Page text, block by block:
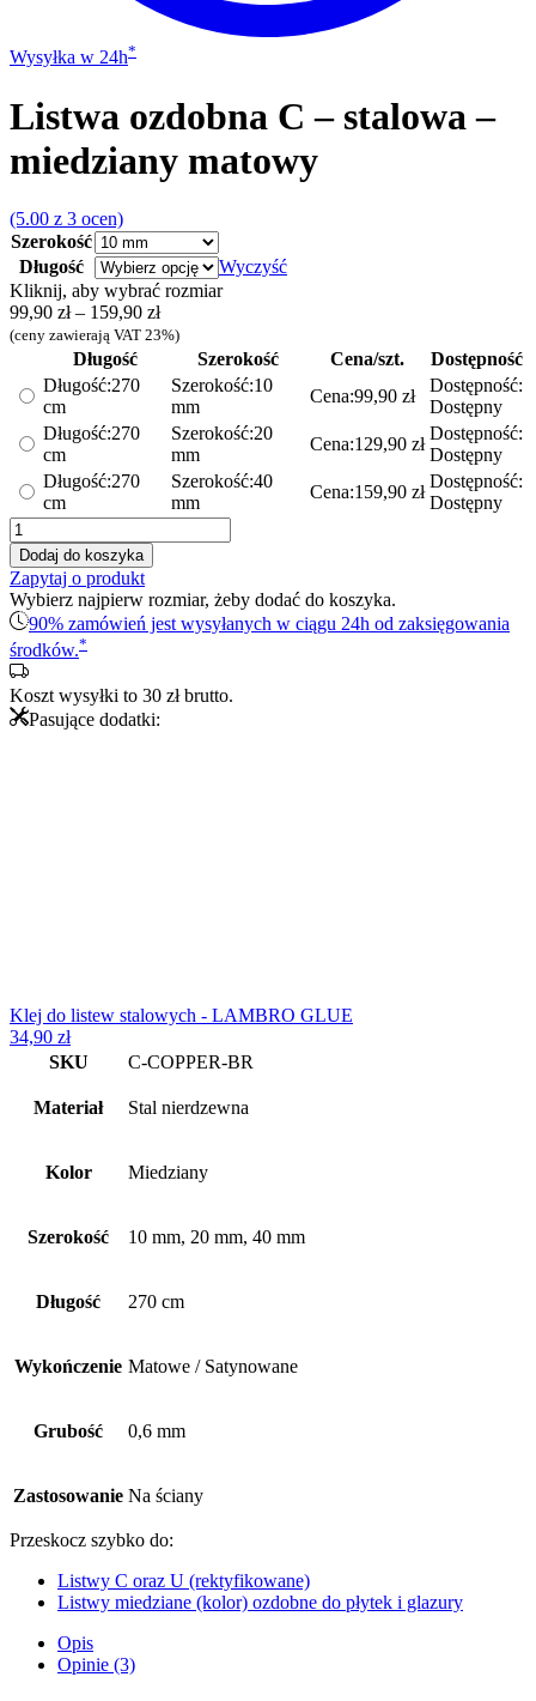
Wysyłka w 24h*
Listwa ozdobna C – stalowa –
miedziany matowy
(5.00 z 3 ocen)
Szerokość
Długość
Wyczyść
Kliknij, aby wybrać rozmiar
99,90 zł – 159,90 złZakres
cen:
99,90 zł
do
159,90 zł
(ceny zawierają VAT 23%)
Długość Szerokość Cena/szt.
Dostępność
Długość:270
cm
Szerokość:10
mm
Cena:99,90 zł
Dostępność:
Dostępny
Długość:270
cm
Szerokość:20
mm
Cena:129,90 zł
Dostępność:
Dostępny
Długość:270
cm
Szerokość:40
mm
Cena:159,90 zł
Dostępność:
Dostępny
ilość
Listwa
ozdobna
C
-
stalowa
-
miedziany
matowy
Dodaj do koszyka
Zapytaj o produkt
Wybierz najpierw rozmiar, żeby dodać do koszyka.
90% zamówień jest wysyłanych w ciągu 24h od zaksięgowania
środków.*
Koszt wysyłki to 30 złbrutto.
Pasujące dodatki:
Klej do listew stalowych - LAMBRO GLUE
34,90 zł
SKU
C-COPPER-BR
Materiał Stal nierdzewna
Kolor Miedziany
Szerokość 10 mm, 20 mm, 40 mm
Długość 270 cm
Wykończenie Matowe / Satynowane
Grubość 0,6 mm
Zastosowanie Na ściany
Przeskocz szybko do:
Listwy C oraz U (rektyfikowane)
Listwy miedziane (kolor) ozdobne do płytek i glazury
Opis
Opinie (3)